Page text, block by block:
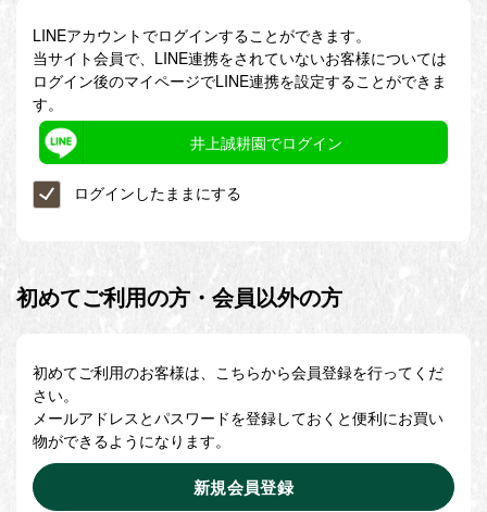
LINEアカウントでログインすることができます。
当サイト会員で、LINE連携をされていないお客様については
ログイン後のマイページでLINE連携を設定することができま
す。
井上誠耕園でログイン
ログインしたままにする
初めてご利用の方・会員以外の方
初めてご利用のお客様は、こちらから会員登録を行ってくだ
さい。
メールアドレスとパスワードを登録しておくと便利にお買い
物ができるようになります。